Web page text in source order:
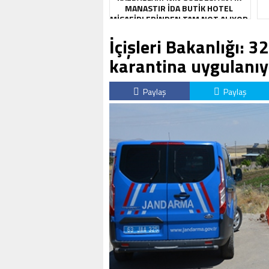
MANASTIR İDA BUTIK HOTEL
MISAFIRLERINDEN TAM NOT ALIYOR
İçişleri Bakanlığı:
karantina
Paylaş Paylaş